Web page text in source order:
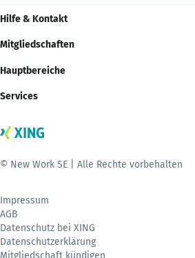
Hilfe & Kontakt
Mitgliedschaften
Hauptbereiche
Services
© New Work SE | Alle Rechte vorbehalten
Impressum
AGB
Datenschutz bei XING
Datenschutzerklärung
Mitgliedschaft kündigen